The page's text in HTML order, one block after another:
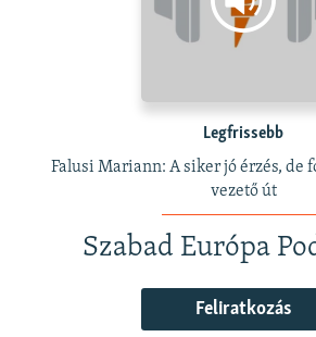
Legfrissebb
Falusi Mariann: A siker jó érzés, de
vezető út
Szabad Európa
Feliratkozás